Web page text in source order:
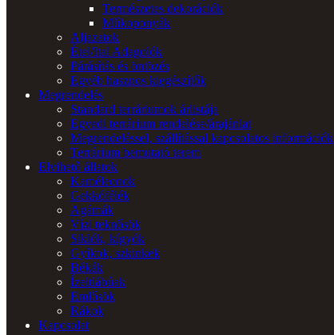
Természetes dekorációk
Műkoponyák
Aljazatok
Étel/Ital Adagolók
Párásítás és öntözés
Egyéb hasznos kiegészítők
Megrendelés
Standard terráriumok árlistája
Egyedi terrárium rendelése/árajánlat
Megrendeléssel, szállítással kapcsolatos információk
Terrárium bemutató terem
Elvihető állatok
Kaméleonok
Gekkófélék
Agámák
Vízi teknősök
Siklók, kígyók
Gyíkok, szkinkek
Békák
Ízeltlábúak
Emlősök
Rákok
Kapcsolat